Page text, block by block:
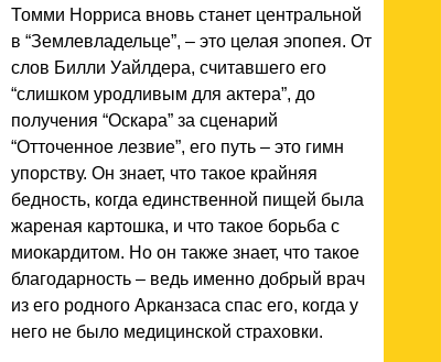
Томми Норриса вновь станет центральной
в “Землевладельце”, – это целая эпопея. От
слов Билли Уайлдера, считавшего его
“слишком уродливым для актера”, до
получения “Оскара” за сценарий
“Отточенное лезвие”, его путь – это гимн
упорству. Он знает, что такое крайняя
бедность, когда единственной пищей была
жареная картошка, и что такое борьба с
миокардитом. Но он также знает, что такое
благодарность – ведь именно добрый врач
из его родного Арканзаса спас его, когда у
него не было медицинской страховки.